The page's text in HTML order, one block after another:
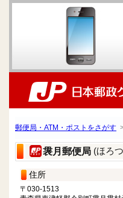
郵便局・ATM・ポストをさがす
袰月郵便局 (ほろ
住所
〒030-1513